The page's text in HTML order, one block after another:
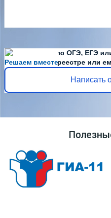
Решаем вместе
Есть вопросы по ОГЭ, ЕГЭ
Диплома нет в реестре или
Написать